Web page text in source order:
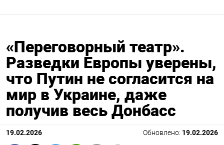
«Переговорный театр».
Разведки Европы уверены,
что Путин не согласится на
мир в Украине, даже
получив весь Донбасс
19.02.2026 Обновлено: 19.02.2026